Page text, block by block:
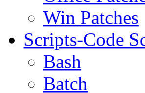
Win Patches
Scripts-Code
Bash
Batch